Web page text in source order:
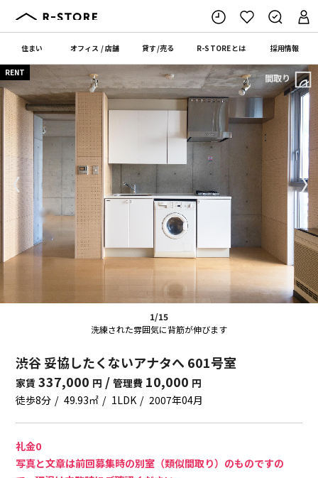
住まい オフィス /店舗 貸す/売る R-STOREとは 採用情報
1/15
洗練された雰囲気に背筋が伸びます
〈 〉
RENT 間取り
渋谷 妥協したくないアナタへ 601号室
家賃 337,000 円 /管理費 10,000 円
徒歩8分
49.93㎡ 1LDK 2007年04月
礼金0
写真と文章は前回募集時の別室（類似間取り）のものですの